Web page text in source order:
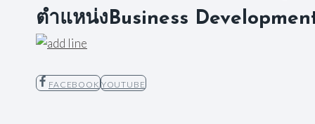
ตำแหน่งBusiness
FACEBOOKYOUTUBE